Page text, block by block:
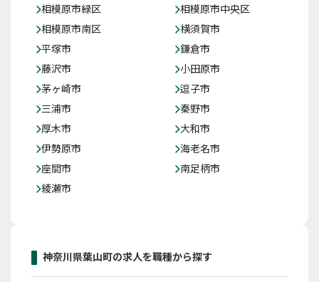
相模原市緑区
相模原市中央区
相模原市南区
横須賀市
平塚市
鎌倉市
藤沢市
小田原市
茅ヶ崎市
逗子市
三浦市
秦野市
厚木市
大和市
伊勢原市
海老名市
座間市
南足柄市
綾瀬市
神奈川県葉山町の求人を職種から探す